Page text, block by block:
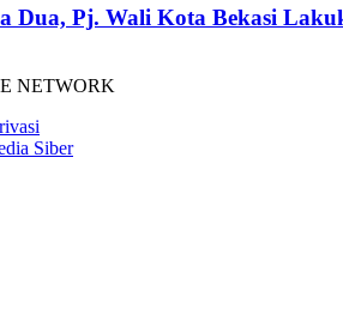
Dua, Pj. Wali Kota Bekasi
NETWORK
Siber